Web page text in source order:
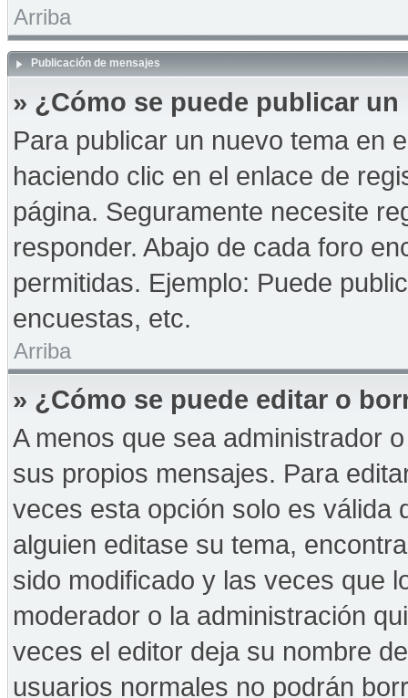
Arriba
Publicación de mensajes
» ¿Cómo se puede publicar
Para publicar un nuevo tema en
haciendo clic en el enlace de
página. Seguramente necesite
responder. Abajo de cada foro
permitidas. Ejemplo: Puede
encuestas, etc.
Arriba
» ¿Cómo se puede editar o
A menos que sea administrador
sus propios mensajes. Para
veces esta opción solo es válida
alguien editase su tema,
sido modificado y las veces que
moderador o la administración
veces el editor deja su nombre
usuarios normales no podrán